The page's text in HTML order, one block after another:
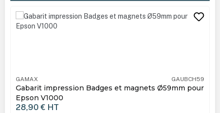
Ignorer la galerie de produits
GAMAX GAUBCH59
Gabarit impression Badges et magnets Ø59mm pour
Epson V1000
28,90 € HT